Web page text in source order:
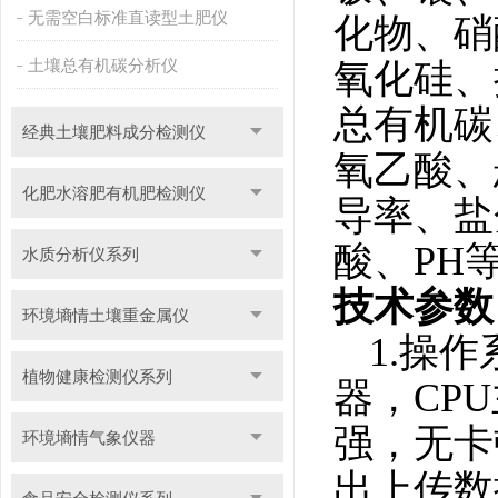
无需空白标准直读型土肥仪
土壤总有机碳分析仪
经典土壤肥料成分检测仪
化肥水溶肥有机肥检测仪
水质分析仪系列
环境墒情土壤重金属仪
植物健康检测仪系列
环境墒情气象仪器
化物、
氧化硅
总有机
氧乙酸
导率、
酸、 PH
技术参
1.操作
器， CPU
强，无
出上传